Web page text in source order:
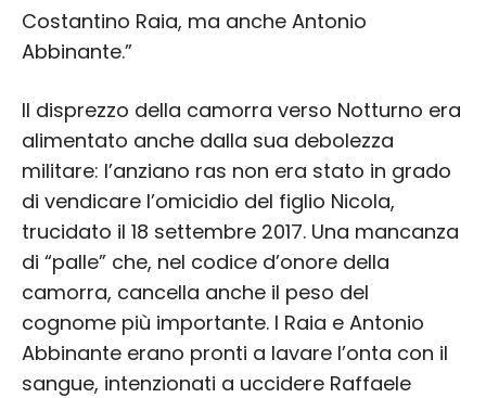
Costantino Raia, ma anche Antonio
Abbinante.”
Il disprezzo della camorra verso Notturno era
alimentato anche dalla sua debolezza
militare: l’anziano ras non era stato in grado
di vendicare l’omicidio del figlio Nicola,
trucidato il 18 settembre 2017. Una mancanza
di “palle” che, nel codice d’onore della
camorra, cancella anche il peso del
cognome più importante. I Raia e Antonio
Abbinante erano pronti a lavare l’onta con il
sangue, intenzionati a uccidere Raffaele